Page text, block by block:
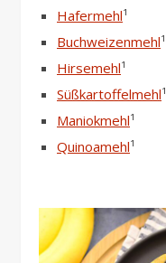
Hafermehl¹
Buchweizenmehl¹
Hirsemehl¹
Süßkartoffelmehl¹
Maniokmehl¹
Quinoamehl¹